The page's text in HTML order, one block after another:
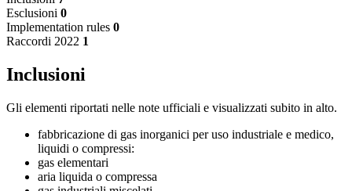
Esclusioni 0
Implementation rules 0
Raccordi 2022 1
Inclusioni
Gli elementi riportati nelle note ufficiali e visualizzati subito in alto.
fabbricazione di gas inorganici per uso industriale e medico,
liquidi o compressi:
gas elementari
aria liquida o compressa